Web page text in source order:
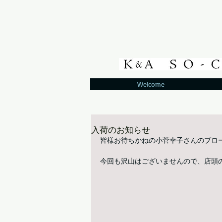
Welcome
入荷のお知らせ
皆様お待ちかねの小菅幸子さんのブロ
今回も沢山はございませんので、店頭